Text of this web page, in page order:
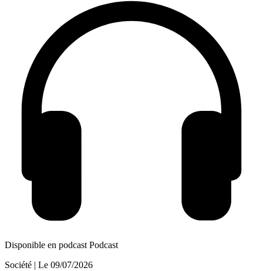
Disponible en podcast Podcast
Société | Le 09/07/2026